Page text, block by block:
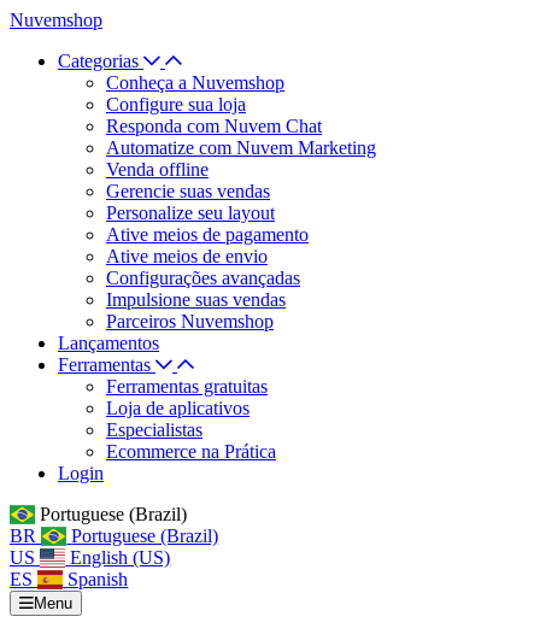
Nuvemshop
Categorias
Conheça a Nuvemshop
Configure sua loja
Responda com Nuvem Chat
Automatize com Nuvem Marketing
Venda offline
Gerencie suas vendas
Personalize seu layout
Ative meios de pagamento
Ative meios de envio
Configurações avançadas
Impulsione suas vendas
Parceiros Nuvemshop
Lançamentos
Ferramentas
Ferramentas gratuitas
Loja de aplicativos
Especialistas
Ecommerce na Prática
Login
Portuguese (Brazil)
BR
Portuguese (Brazil)
US
English (US)
ES
Spanish
Menu